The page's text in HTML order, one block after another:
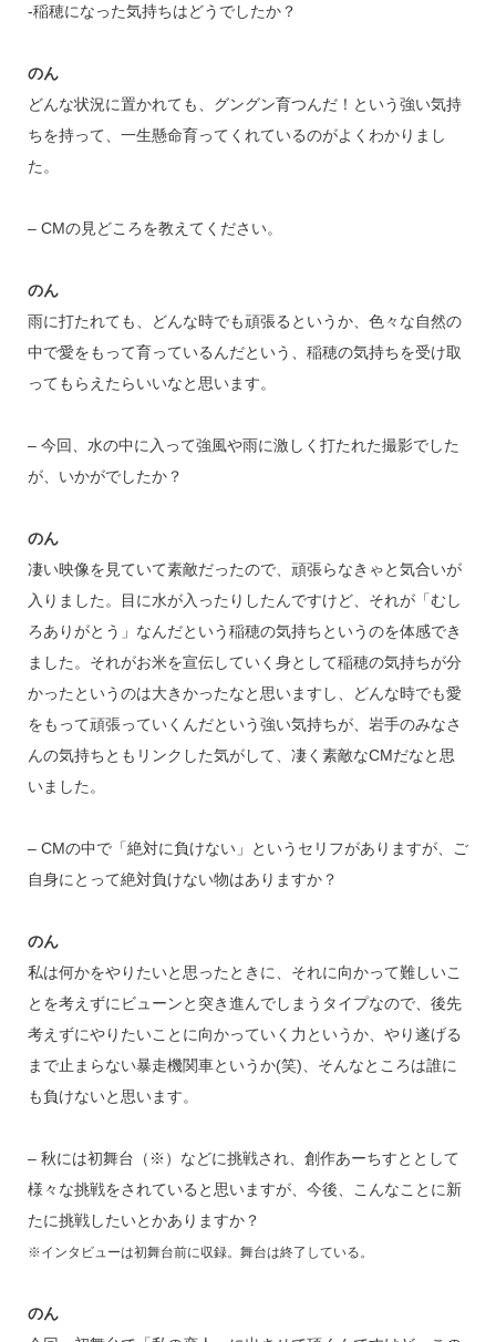
-稲穂になった気持ちはどうでしたか？
のん
どんな状況に置かれても、グングン育つんだ！という強い気持
ちを持って、一生懸命育ってくれているのがよくわかりまし
た。
– CMの見どころを教えてください。
のん
雨に打たれても、どんな時でも頑張るというか、色々な自然の
中で愛をもって育っているんだという、稲穂の気持ちを受け取
ってもらえたらいいなと思います。
– 今回、水の中に入って強風や雨に激しく打たれた撮影でした
が、いかがでしたか？
のん
凄い映像を見ていて素敵だったので、頑張らなきゃと気合いが
入りました。目に水が入ったりしたんですけど、それが「むし
ろありがとう」なんだという稲穂の気持ちというのを体感でき
ました。それがお米を宣伝していく身として稲穂の気持ちが分
かったというのは大きかったなと思いますし、どんな時でも愛
をもって頑張っていくんだという強い気持ちが、岩手のみなさ
んの気持ちともリンクした気がして、凄く素敵なCMだなと思
いました。
– CMの中で「絶対に負けない」というセリフがありますが、ご
自身にとって絶対負けない物はありますか？
のん
私は何かをやりたいと思ったときに、それに向かって難しいこ
とを考えずにビューンと突き進んでしまうタイプなので、後先
考えずにやりたいことに向かっていく力というか、やり遂げる
まで止まらない暴走機関車というか(笑)、そんなところは誰に
も負けないと思います。
– 秋には初舞台（※）などに挑戦され、創作あーちすととして
様々な挑戦をされていると思いますが、今後、こんなことに新
たに挑戦したいとかありますか？
※インタビューは初舞台前に収録。舞台は終了している。
のん